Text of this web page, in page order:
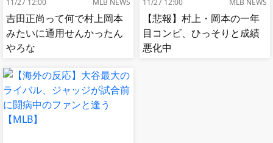
吉田正尚って何で村上岡本
みたいに通用せんかったん
やろな
【悲報】村上・岡本の一年
目コンビ、ひっそりと成績
悪化中